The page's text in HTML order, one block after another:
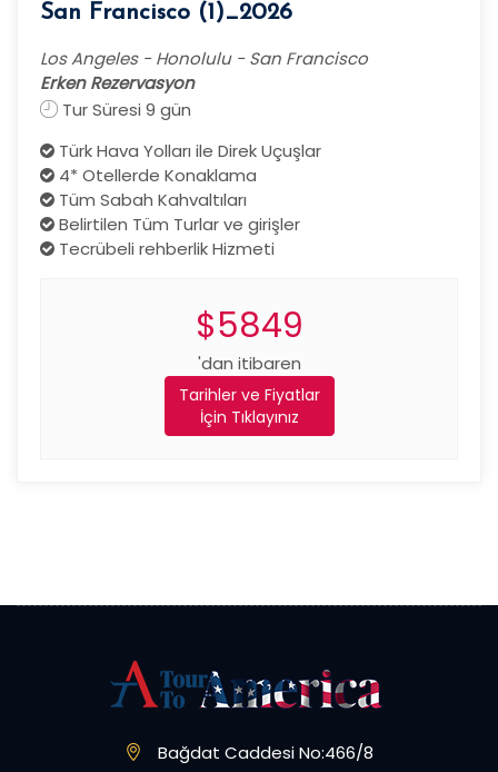
San Francisco (1)_2026
Los Angeles - Honolulu - San Francisco
Erken Rezervasyon
Tur Süresi 9 gün
Türk Hava Yolları ile Direk Uçuşlar
4* Otellerde Konaklama
Tüm Sabah Kahvaltıları
Belirtilen Tüm Turlar ve girişler
Tecrübeli rehberlik Hizmeti
$5849
'dan itibaren
Tarihler ve Fiyatlar
İçin Tıklayınız
Bağdat Caddesi No:466/8